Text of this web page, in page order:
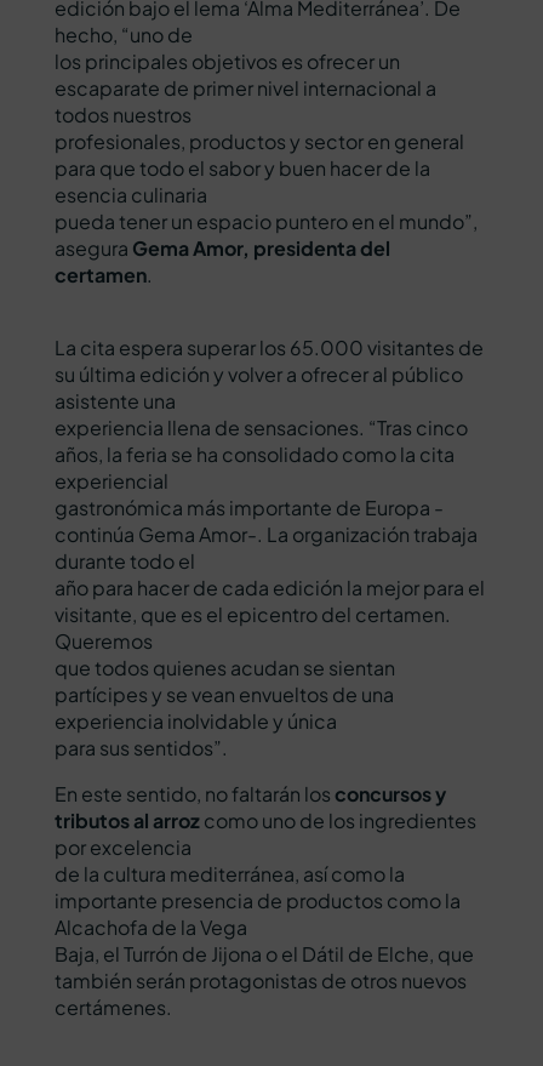
edición bajo el lema ‘Alma Mediterránea’. De
hecho, “uno de
los principales objetivos es ofrecer un
escaparate de primer nivel internacional a
todos nuestros
profesionales, productos y sector en general
para que todo el sabor y buen hacer de la
esencia culinaria
pueda tener un espacio puntero en el mundo”,
asegura Gema Amor, presidenta del
certamen.
La cita espera superar los 65.000 visitantes de
su última edición y volver a ofrecer al público
asistente una
experiencia llena de sensaciones. “Tras cinco
años, la feria se ha consolidado como la cita
experiencial
gastronómica más importante de Europa -
continúa Gema Amor-. La organización trabaja
durante todo el
año para hacer de cada edición la mejor para el
visitante, que es el epicentro del certamen.
Queremos
que todos quienes acudan se sientan
partícipes y se vean envueltos de una
experiencia inolvidable y única
para sus sentidos”.
En este sentido, no faltarán losconcursos y
tributos al arrozcomo uno de los ingredientes
por excelencia
de la cultura mediterránea, así como la
importante presencia de productos como la
Alcachofa de la Vega
Baja, el Turrón de Jijona o el Dátil de Elche, que
también serán protagonistas de otros nuevos
certámenes.